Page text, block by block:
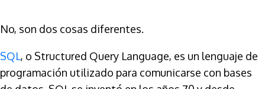
No, son dos cosas diferentes.
SQL, o Structured Query Language, es un lenguaje de
programación utilizado para comunicarse con bases